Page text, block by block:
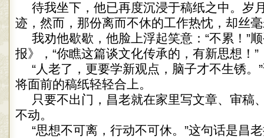
待我坐下，他已再度沉浸于稿纸之中。岁
迹，然而，那份离而不休的工作热忱，却丝
我劝他歇歇，他脸上浮起笑意：“不累！”
报》，“你瞧这篇谈文化传承的，有新思想！”
“人老了，更要学新观点，脑子才不生锈。
将面前的稿纸轻轻合上。
只要不出门，昌老就在家里写文章、审稿
不动。
“思想不可离，行动不可休。”这句话是昌